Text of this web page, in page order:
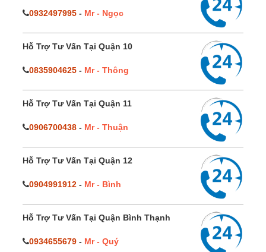
0932497995 - Mr - Ngọc
Hỗ Trợ Tư Vấn Tại Quận 10
0835904625 - Mr - Thông
Hỗ Trợ Tư Vấn Tại Quận 11
0906700438 - Mr - Thuận
Hỗ Trợ Tư Vấn Tại Quận 12
0904991912 - Mr - Bình
Hỗ Trợ Tư Vấn Tại Quận Bình Thạnh
0934655679 - Mr - Quý